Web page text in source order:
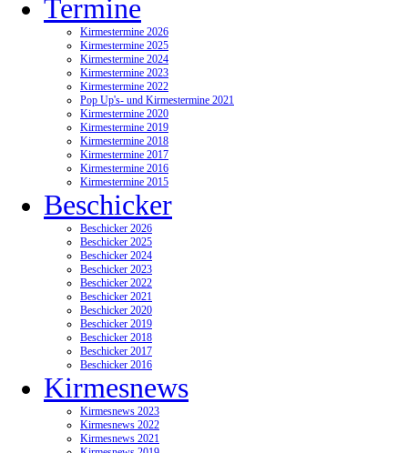
Termine
Kirmestermine 2026
Kirmestermine 2025
Kirmestermine 2024
Kirmestermine 2023
Kirmestermine 2022
Pop Up's- und Kirmestermine 2021
Kirmestermine 2020
Kirmestermine 2019
Kirmestermine 2018
Kirmestermine 2017
Kirmestermine 2016
Kirmestermine 2015
Beschicker
Beschicker 2026
Beschicker 2025
Beschicker 2024
Beschicker 2023
Beschicker 2022
Beschicker 2021
Beschicker 2020
Beschicker 2019
Beschicker 2018
Beschicker 2017
Beschicker 2016
Kirmesnews
Kirmesnews 2023
Kirmesnews 2022
Kirmesnews 2021